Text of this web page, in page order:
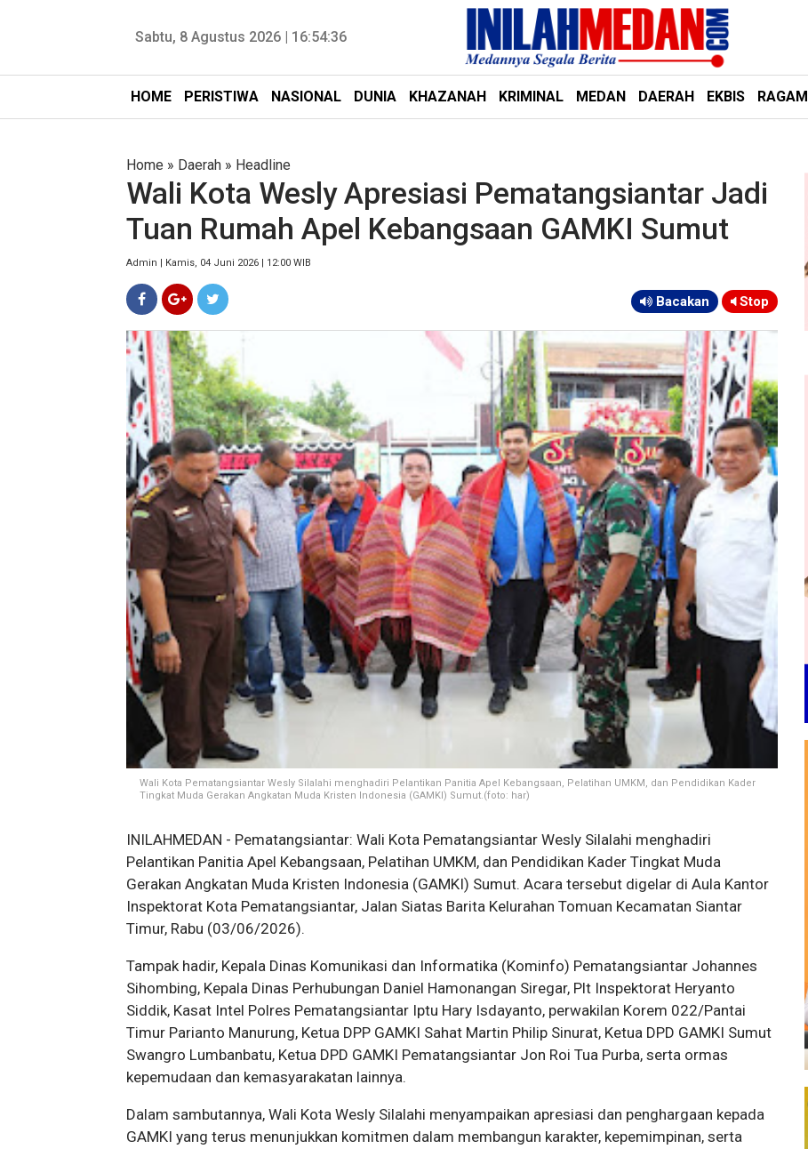
Sabtu, 8 Agustus 2026 | 16:54:37
HOME PERISTIWA NASIONAL DUNIA KHAZANAH KRIMINAL MEDAN DAERAH EKBIS RAGAM
Home » Daerah » Headline
Wali Kota Wesly Apresiasi Pematangsiantar Jadi
Tuan Rumah Apel Kebangsaan GAMKI Sumut
Admin | Kamis, 04 Juni 2026 | 12:00 WIB
Bacakan Stop
Wali Kota Pematangsiantar Wesly Silalahi menghadiri Pelantikan Panitia Apel Kebangsaan, Pelatihan UMKM, dan Pendidikan Kader
Tingkat Muda Gerakan Angkatan Muda Kristen Indonesia (GAMKI) Sumut.(foto: har)
INILAHMEDAN - Pematangsiantar: Wali Kota Pematangsiantar Wesly Silalahi menghadiri
Pelantikan Panitia Apel Kebangsaan, Pelatihan UMKM, dan Pendidikan Kader Tingkat Muda
Gerakan Angkatan Muda Kristen Indonesia (GAMKI) Sumut. Acara tersebut digelar di Aula Kantor
Inspektorat Kota Pematangsiantar, Jalan Siatas Barita Kelurahan Tomuan Kecamatan Siantar
Timur, Rabu (03/06/2026).
Tampak hadir, Kepala Dinas Komunikasi dan Informatika (Kominfo) Pematangsiantar Johannes
Sihombing, Kepala Dinas Perhubungan Daniel Hamonangan Siregar, Plt Inspektorat Heryanto
Siddik, Kasat Intel Polres Pematangsiantar Iptu Hary Isdayanto, perwakilan Korem 022/Pantai
Timur Parianto Manurung, Ketua DPP GAMKI Sahat Martin Philip Sinurat, Ketua DPD GAMKI Sumut
Swangro Lumbanbatu, Ketua DPD GAMKI Pematangsiantar Jon Roi Tua Purba, serta ormas
kepemudaan dan kemasyarakatan lainnya.
Dalam sambutannya, Wali Kota Wesly Silalahi menyampaikan apresiasi dan penghargaan kepada
GAMKI yang terus menunjukkan komitmen dalam membangun karakter, kepemimpinan, serta